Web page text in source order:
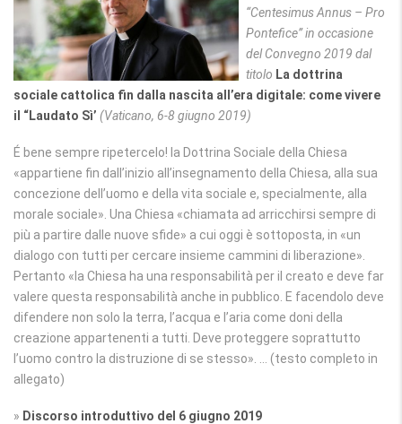
“Centesimus Annus – Pro
Pontefice” in occasione
del Convegno 2019 dal
titolo La dottrina
sociale cattolica fin dalla nascita all’era digitale: come vivere
il “Laudato Sì’ (Vaticano, 6-8 giugno 2019)
É bene sempre ripetercelo! la Dottrina Sociale della Chiesa
«appartiene fin dall’inizio all’insegnamento della Chiesa, alla sua
concezione dell’uomo e della vita sociale e, specialmente, alla
morale sociale». Una Chiesa «chiamata ad arricchirsi sempre di
più a partire dalle nuove sfide» a cui oggi è sottoposta, in «un
dialogo con tutti per cercare insieme cam­mini di liberazione».
Pertanto «la Chiesa ha una responsabilità per il creato e deve far
valere questa responsabilità anche in pubblico. E facendolo deve
difendere non solo la terra, l’acqua e l’aria come doni della
creazione appartenenti a tutti. Deve proteggere soprattutto
l’uomo contro la distruzione di se stesso». … (testo completo in
allegato)
» Discorso introduttivo del 6 giugno 2019